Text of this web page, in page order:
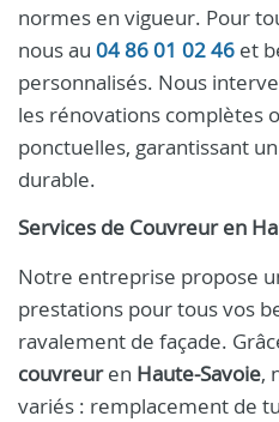
normes en vigueur. Pour
nous au 04 86 01 02 46 et
personnalisés. Nous
les rénovations complètes
ponctuelles, garantissant
durable.
Services de Couvreuren
Notre entreprise propose
prestations pour tous vos
ravalement de façade.
couvreuren Haute-Savoie,
variés : remplacement de